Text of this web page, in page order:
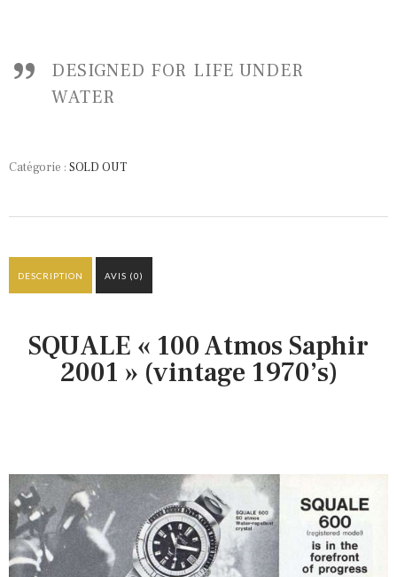
PANIER
DESIGNED FOR LIFE UNDER
WATER
Catégorie : SOLD OUT
DESCRIPTION AVIS (0)
SQUALE « 100 Atmos Saphir
2001 » (vintage 1970’s)